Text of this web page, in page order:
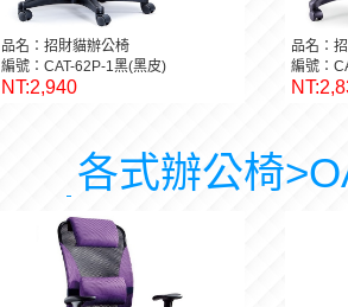
品名：招財貓辦公椅
編號：CAT-62P-1黑(黑皮)
NT:2,940
品名：
編號：
各式辦公椅